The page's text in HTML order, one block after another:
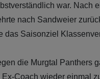
war.
nach Sandweier
das Saisonziel
die Murgtal Panthers
Coach wieder einmal